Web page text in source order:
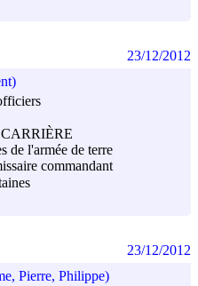
de l'armée de terre
commandant
23/12/2012
Pierre, Philippe)
23/12/2012